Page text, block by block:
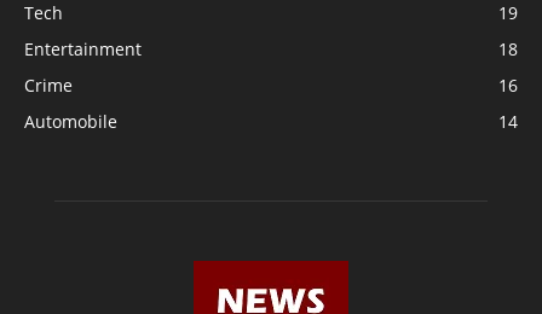
Tech
19
Entertainment
18
Crime
16
Automobile
14